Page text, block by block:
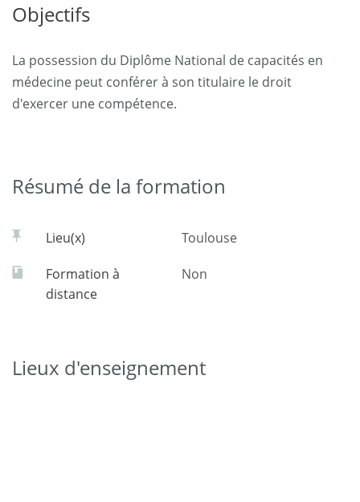
Objectifs
La possession du Diplôme National de capacités en
médecine peut conférer à son titulaire le droit
d'exercer une compétence.
Résumé de la formation
Lieu(x) Toulouse
Formation à
distance
Non
Lieux d'enseignement